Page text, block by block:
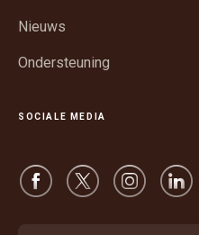
Nieuws
Ondersteuning
SOCIALE MEDIA